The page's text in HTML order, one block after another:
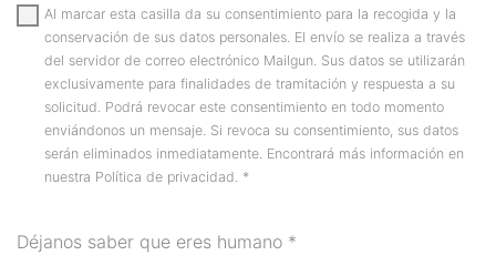
Al marcar esta casilla da su consentimiento para la recogida y la
conservación de sus datos personales. El envío se realiza a través
del servidor de correo electrónico Mailgun. Sus datos se utilizarán
exclusivamente para finalidades de tramitación y respuesta a su
solicitud. Podrá revocar este consentimiento en todo momento
enviándonos un mensaje. Si revoca su consentimiento, sus datos
serán eliminados inmediatamente. Encontrará más información en
nuestra Política de privacidad. *
Déjanos saber que eres humano *